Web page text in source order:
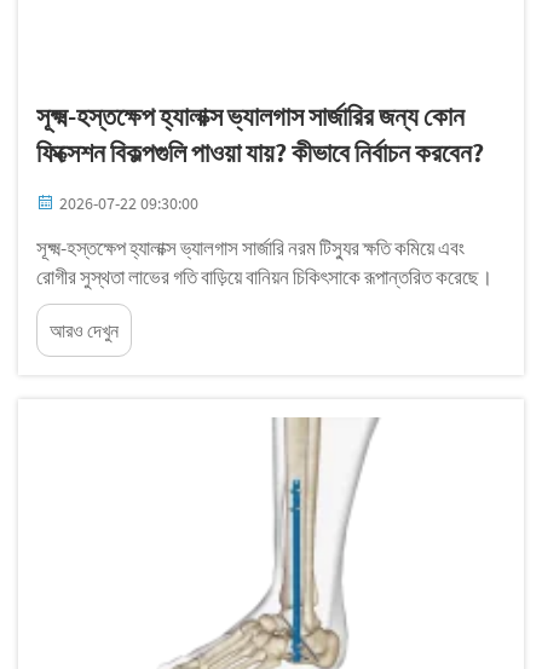
সূক্ষ্ম-হস্তক্ষেপ হ্যালাক্স ভ্যালগাস সার্জারির জন্য কোন
ফিক্সেশন বিকল্পগুলি পাওয়া যায়? কীভাবে নির্বাচন করবেন?
2026-07-22 09:30:00
সূক্ষ্ম-হস্তক্ষেপ হ্যালাক্স ভ্যালগাস সার্জারি নরম টিস্যুর ক্ষতি কমিয়ে এবং
রোগীর সুস্থতা লাভের গতি বাড়িয়ে বানিয়ন চিকিৎসাকে রূপান্তরিত করেছে।
তবুও, উপযুক্ত হ্যালাক্স ভ্যালগাস ফিক্সেশন পদ্ধতি নির্বাচন করা এখনও একটি
গুরুত্বপূর্ণ সিদ্ধান্ত যা সরাসরি...
আরও দেখুন